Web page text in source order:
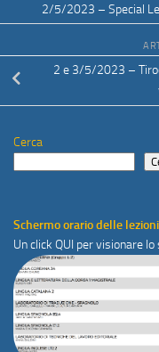
2/5/2023 – Special
2 e 3/5/2023 –
Cerca
Schermo orario delle lezioni
Un click QUI per visionare lo